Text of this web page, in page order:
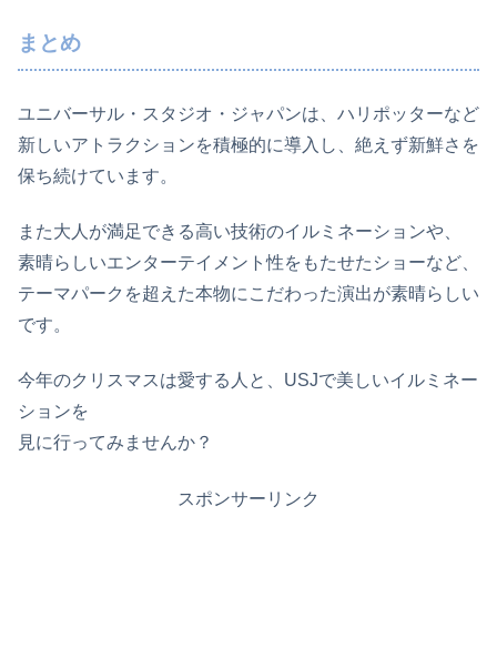
まとめ
ユニバーサル・スタジオ・ジャパンは、ハリポッターなど
新しいアトラクションを積極的に導入し、絶えず新鮮さを
保ち続けています。
また大人が満足できる高い技術のイルミネーションや、
素晴らしいエンターテイメント性をもたせたショーなど、
テーマパークを超えた本物にこだわった演出が素晴らしい
です。
今年のクリスマスは愛する人と、USJで美しいイルミネー
ションを
見に行ってみませんか？
スポンサーリンク